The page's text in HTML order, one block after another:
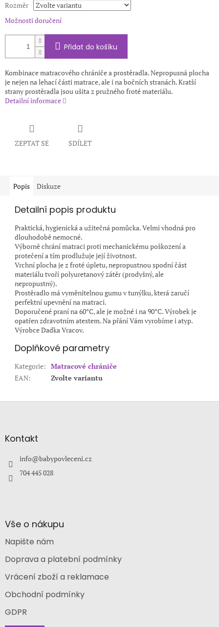
Rozměr
Možnosti doručení
Přidat do košíku
Kombinace matracového chrániče a prostěradla. Nepropusná plocha
je nejen na lehací části matrace, ale i na bočních stranách. Kratší
strany prostěradla jsou ušita z pružného froté materiálu.
Detailní informace
ZEPTAT SE SDÍLET
Popis Diskuze
Detailní popis produktu
Praktická, hygienická a užitečná pomůcka. Velmi vhodná pro
dlouhodobě nemocné.
Výborně chrání matraci proti mechanickému poškození a
protečení a tím prodlužuje její životnost.
Vrchní plocha je z froté úpletu, nepropustnou spodní část
materiálu tvoří polyuretanový zátěr (prodyšný, ale
nepropustný).
Prostěradlo má vyměnitelnou gumu v tunýlku, která zaručí
perfektní upevnění na matraci.
Doporučené praní na 60°C, ale je možné i na 90°C. Výrobek je
opatřen zdravotním atestem. Na přání Vám vyrobíme i atyp.
Výrobce Dadka Vracov.
Doplňkové parametry
Kategorie: Matracové chrániče
EAN: Zvolte variantu
aKontakt
info@babypovleceni.cz
704 445 028
Vše o nákupu
Napište nám
Doprava a platební podmínky
Vrácení zboží a reklamace
Obchodní podmínky
GDPR